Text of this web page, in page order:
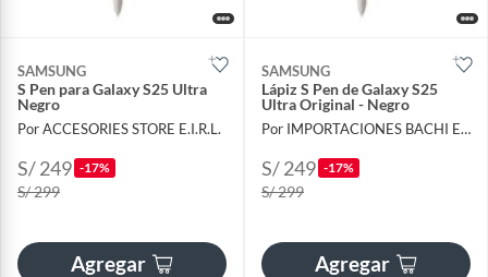
SAMSUNG
S Pen para Galaxy S25 Ultra
Negro
Por ACCESORIES STORE E.I.R.L.
S/ 249 -17%
S/ 299
Agregar
SAMSUNG
Lápiz S Pen de Galaxy S25
Ultra Original - Negro
Por IMPORTACIONES BACHI E.I.R.L.
S/ 249 -17%
S/ 299
Agregar